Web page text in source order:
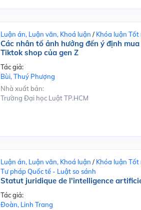
Luận án, Luận văn, Khoá luận / Khóa luận Tốt
Các nhân tố ảnh hưởng đến ý định
Tiktok shop của gen Z
Tác giả:
Bùi, Thuý Phượng
Nhà xuất bản:
Trường Đại học Luật TP.HCM
Luận án, Luận văn, Khoá luận / Khóa luận Tốt
Tư pháp Quốc tế - Luật so sánh
Statut juridique de l'intelligence
Tác giả:
Đoàn, Linh Trang